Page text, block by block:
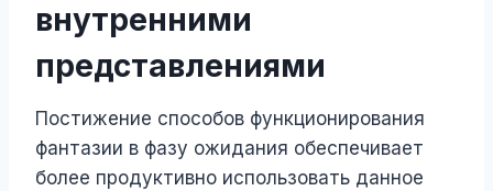
внутренними
представлениями
Постижение способов функционирования
фантазии в фазу ожидания обеспечивает
более продуктивно использовать данное